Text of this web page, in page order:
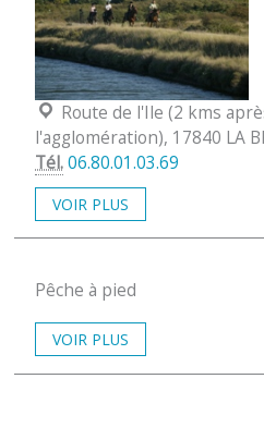
Localisation :
Route de l'Ile (2 kms
l'agglomération), 17840 LA
Tél.06.80.01.03.69
VOIR PLUS
Pêche à pied
VOIR PLUS